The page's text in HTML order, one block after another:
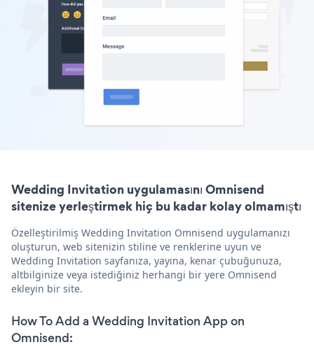
Wedding Invitation uygulamasını Omnisend
sitenize yerleştirmek hiç bu kadar kolay olmamıştı
Özelleştirilmiş Wedding Invitation Omnisend uygulamanızı
oluşturun, web sitenizin stiline ve renklerine uyun ve
Wedding Invitation sayfanıza, yayına, kenar çubuğunuza,
altbilginize veya istediğiniz herhangi bir yere Omnisend
ekleyin bir site.
How To Add a Wedding Invitation App on
Omnisend: